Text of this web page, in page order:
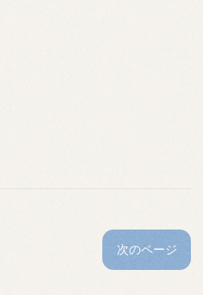
次のページ